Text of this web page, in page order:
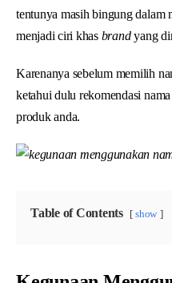
tentunya masih bingung dalam
menjadi ciri khas brandyang
Karenanya sebelum memilih
ketahui dulu rekomendasi
produk anda.
Table of Contents show